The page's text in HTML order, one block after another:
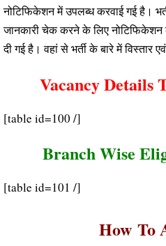
नोटिफिकेशन में उपलब्ध करवाई गई है।
जानकारी चेक करने के लिए नोटिफिकेशन
दी गई है। वहां से भर्ती के बारे में
Vacancy Details
[table id=100 /]
Branch Wise
[table id=101 /]
How To